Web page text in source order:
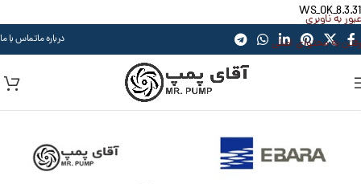
WS_OK_8.3.31
عبور به ناوبری
رفتن به محتوای اصلی
درباره ماتماس با ما